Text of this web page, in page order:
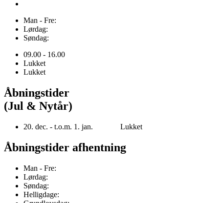
Man - Fre:
Lørdag:
Søndag:
09.00 - 16.00
Lukket
Lukket
Åbningstider
(Jul & Nytår)
20. dec. - t.o.m. 1. jan. Lukket
Åbningstider afhentning
Man - Fre:
Lørdag:
Søndag:
Helligdage: